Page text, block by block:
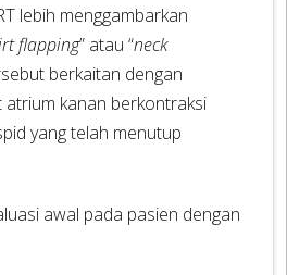
lebih menggambarkan
flapping” atau “neck
berkaitan dengan
atrium kanan berkontraksi
yang telah menutup
awal pada pasien dengan